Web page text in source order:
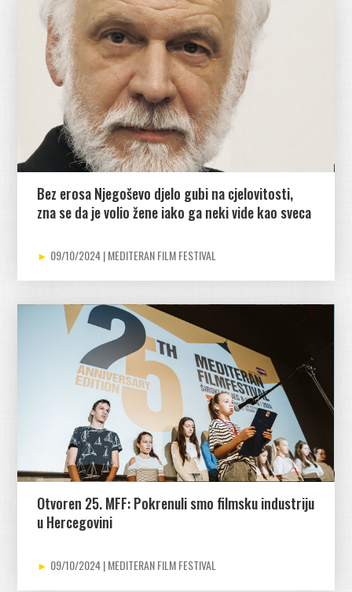
Bez erosa Njegoševo djelo gubi na cjelovitosti,
zna se da je volio žene iako ga neki vide kao sveca
09/10/2024
Otvoren 25. MFF: Pokrenuli smo filmsku industriju
u Hercegovini
09/10/2024